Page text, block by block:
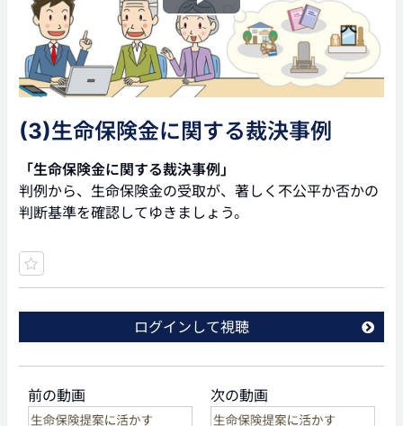
Play
Video
(3)生命保険金に関する裁決事例
「生命保険金に関する裁決事例」
判例から、生命保険金の受取が、著しく不公平か否かの
判断基準を確認してゆきましょう。
ログインして視聴
前の動画 次の動画